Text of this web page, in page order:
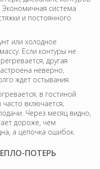
система
и постоянного
или холодное
Если контуры не
другая
неверно,
ждет остывания.
в гостиной
включается,
Через месяц видно,
дороже, чем
а цепочка ошибок.
ПОТЕРЬ